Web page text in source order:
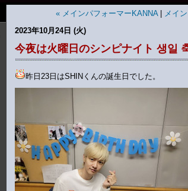
« メインパフォーマーKANNA| メイン
2023年10月24日 (火)
今夜は火曜日のシンピナイト 생일
昨日23日はSHINくんの誕生日でした。